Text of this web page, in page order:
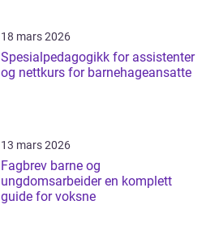
18 mars 2026
Spesialpedagogikk for assistenter
og nettkurs for barnehageansatte
13 mars 2026
Fagbrev barne og
ungdomsarbeider en komplett
guide for voksne